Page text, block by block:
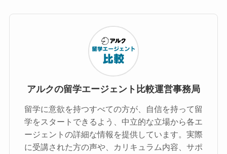
アルクの留学エージェント比較運営事務局
留学に意欲を持つすべての方が、自信を持って留
学をスタートできるよう、中立的な立場から各エ
ージェントの詳細な情報を提供しています。実際
に受講された方の声や、カリキュラム内容、サポ